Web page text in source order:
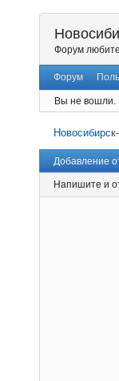
Форум
Форум
Вы не вошли.
Добавление
Напишите и